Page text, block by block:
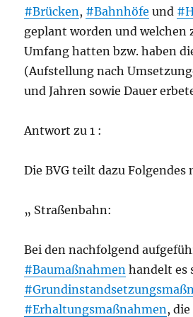
#Brücken, #Bahnhöfe und
geplant worden und welchen
Umfang hatten bzw. haben
(Aufstellung nach
und Jahren sowie Dauer
Antwort zu 1 :
Die BVG teilt dazu Folgendes
„ Straßenbahn:
Bei den nachfolgend
#Baumaßnahmen handelt es
#Erhaltungsmaßnahmen,